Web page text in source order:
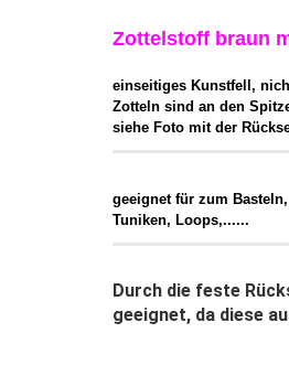
Zottelstoff braun
einseitiges Kunstfell,
Zotteln sind an den
siehe Foto mit der
geeignet für zum
Tuniken, Loops,......
Durch die feste
geeignet, da diese